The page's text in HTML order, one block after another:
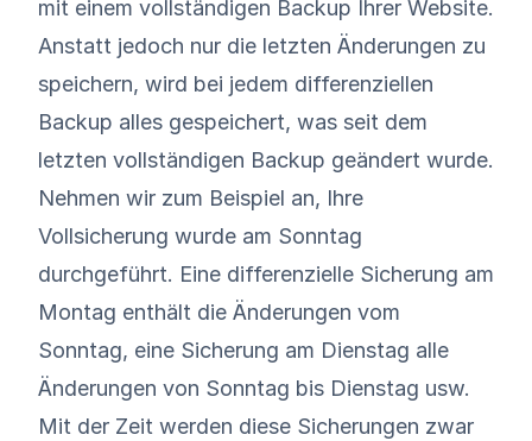
mit einem vollständigen Backup Ihrer Website.
Anstatt jedoch nur die letzten Änderungen zu
speichern, wird bei jedem differenziellen
Backup alles gespeichert, was seit dem
letzten vollständigen Backup geändert wurde.
Nehmen wir zum Beispiel an, Ihre
Vollsicherung wurde am Sonntag
durchgeführt. Eine differenzielle Sicherung am
Montag enthält die Änderungen vom
Sonntag, eine Sicherung am Dienstag alle
Änderungen von Sonntag bis Dienstag usw.
Mit der Zeit werden diese Sicherungen zwar